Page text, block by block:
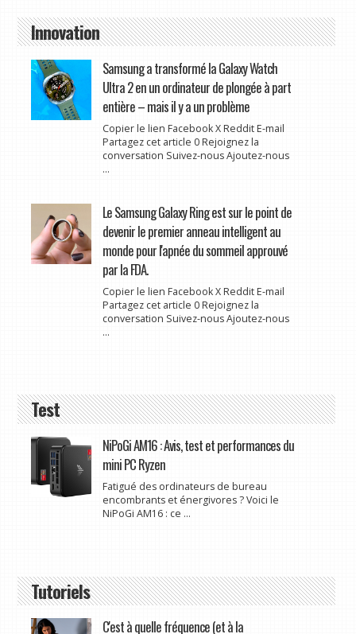
Innovation
Samsung a transformé la Galaxy Watch
Ultra 2 en un ordinateur de plongée à part
entière – mais il y a un problème
Copier le lien Facebook X Reddit E-mail
Partagez cet article 0 Rejoignez la
conversation Suivez-nous Ajoutez-nous
...
Le Samsung Galaxy Ring est sur le point de
devenir le premier anneau intelligent au
monde pour l'apnée du sommeil approuvé
par la FDA.
Copier le lien Facebook X Reddit E-mail
Partagez cet article 0 Rejoignez la
conversation Suivez-nous Ajoutez-nous
...
Test
NiPoGi AM16 : Avis, test et performances du
mini PC Ryzen
Fatigué des ordinateurs de bureau
encombrants et énergivores ? Voici le
NiPoGi AM16 : ce ...
Tutoriels
C'est à quelle fréquence (et à la